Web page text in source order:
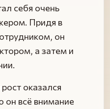
себя очень
Придя в
он
а затем и
оказался
он всё внимание